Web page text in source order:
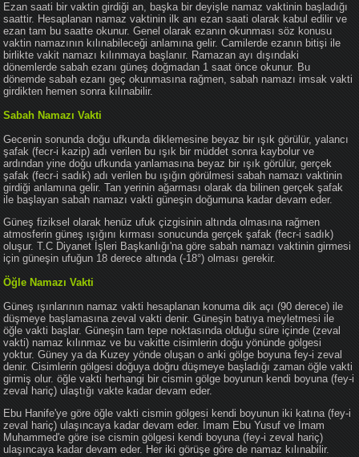
Ezan saati bir vaktin girdiği an, başka bir deyişle namaz vaktinin başladığı
saattir. Hesaplanan namaz vaktinin ilk anı ezan saati olarak kabul edilir ve
ezan tam bu saatte okunur. Genel olarak ezanın okunması söz konusu
vaktin namazının kılınabileceği anlamına gelir. Camilerde ezanın bitişi ile
birlikte vakit namazı kılınmaya başlanır. Ramazan ayı dışındaki
dönemlerde sabah ezanı güneş doğmadan 1 saat önce okunur. Bu
dönemde sabah ezanı geç okunmasına rağmen, sabah namazı imsak vakti
girdikten hemen sonra kılınabilir.
Sabah Namazı Vakti
Gecenin sonunda doğu ufkunda diklemesine beyaz bir ışık görülür, yalancı
şafak (fecr-i kazip) adı verilen bu ışık bir müddet sonra kaybolur ve
ardından yine doğu ufkunda yanlamasına beyaz bir ışık görülür, gerçek
şafak (fecr-i sadık) adı verilen bu ışığın görülmesi sabah namazı vaktinin
girdiği anlamına gelir. Tan yerinin ağarması olarak da bilinen gerçek şafak
ile başlayan sabah namazı vakti güneşin doğumuna kadar devam eder.
Güneş fiziksel olarak henüz ufuk çizgisinin altında olmasına rağmen
atmosferin güneş ışığını kırması sonucunda gerçek şafak (fecr-i sadık)
oluşur. T.C Diyanet İşleri Başkanlığı'na göre sabah namazı vaktinin girmesi
için güneşin ufuğun 18 derece altında (-18°) olması gerekir.
Öğle Namazı Vakti
Güneş ışınlarının namaz vakti hesaplanan konuma dik açı (90 derece) ile
düşmeye başlamasına zeval vakti denir. Güneşin batıya meyletmesi ile
öğle vakti başlar. Güneşin tam tepe noktasında olduğu süre içinde (zeval
vakti) namaz kılınmaz ve bu vakitte cisimlerin doğu yönünde gölgesi
yoktur. Güney ya da Kuzey yönde oluşan o anki gölge boyuna fey-i zeval
denir. Cisimlerin gölgesi doğuya doğru düşmeye başladığı zaman öğle vakti
girmiş olur. öğle vakti herhangi bir cismin gölge boyunun kendi boyuna (fey-i
zeval hariç) ulaştığı vakte kadar devam eder.
Ebu Hanife'ye göre öğle vakti cismin gölgesi kendi boyunun iki katına (fey-i
zeval hariç) ulaşıncaya kadar devam eder. İmam Ebu Yusuf ve İmam
Muhammed'e göre ise cismin gölgesi kendi boyuna (fey-i zeval hariç)
ulaşıncaya kadar devam eder. Her iki görüşe göre de namaz kılınabilir.